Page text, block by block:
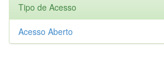
Tipo de Acesso
Acesso Aberto